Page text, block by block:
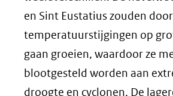
en Sint Eustatius zouden door
temperatuurstijgingen op
gaan groeien, waardoor ze
blootgesteld worden aan
droogte en cyclonen. De